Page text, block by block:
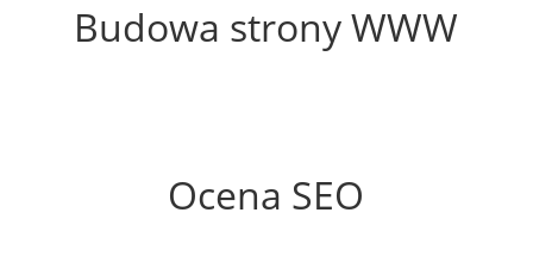
Budowa strony WWW
Ocena SEO